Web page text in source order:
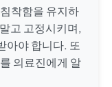
착함을 유지하
고 고정시키며,
아야 합니다. 또
의료진에게 알